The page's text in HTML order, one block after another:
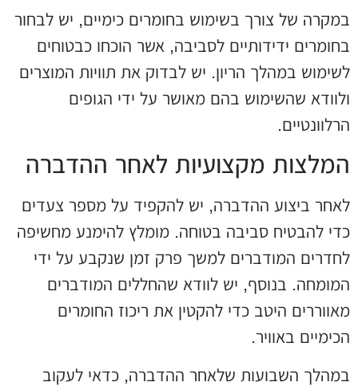
במקרה של צורך בשימוש בחומרים כימיים, יש לבחור
בחומרים ידידותיים לסביבה, אשר הוכחו כבטוחים
לשימוש במהלך הריון. יש לבדוק את תוויות המוצרים
ולוודא שהשימוש בהם מאושר על ידי הגופים
הרלוונטיים.
המלצות מקצועיות לאחר ההדברה
לאחר ביצוע ההדברה, יש להקפיד על מספר צעדים
כדי להבטיח סביבה בטוחה. מומלץ להימנע מחשיפה
לחדרים המודברים למשך פרק זמן שנקבע על ידי
המומחה. בנוסף, יש לוודא שהחללים המודברים
מאווררים היטב כדי להקטין את ריכוז החומרים
הכימיים באוויר.
במהלך השבועות שלאחר ההדברה, כדאי לעקוב